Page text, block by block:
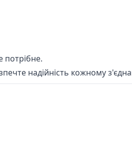
потрібне.
надійність кожному